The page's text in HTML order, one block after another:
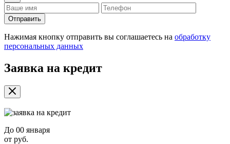
Отправить
Нажимая кнопку отправить вы соглашаетесь на обработку
персональных данных
Заявка на кредит
До 00 января
от руб.